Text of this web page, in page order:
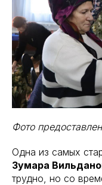
Фото
Одна из самых
Зумара
трудно, но со